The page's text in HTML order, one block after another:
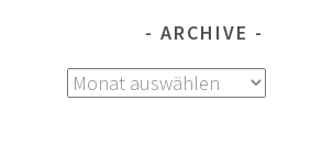
ARCHIVE
Archive